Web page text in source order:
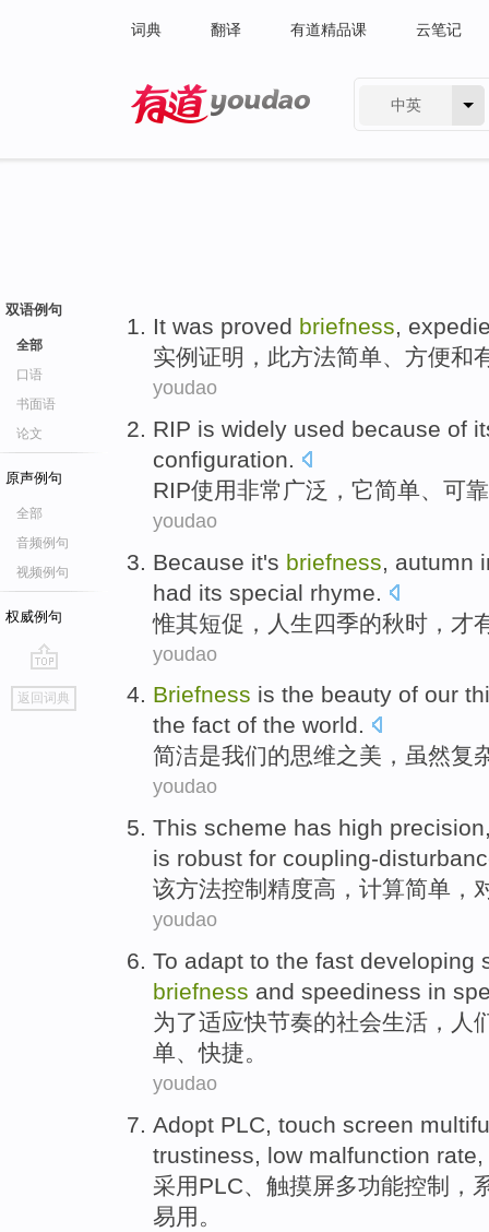
词典 翻译 有道精品课 云笔记
中英
双语例句
全部
口语
书面语
论文
原声例句
全部
音频例句
视频例句
权威例句
go
top
返回词典
It was proved briefness,
实例 证明 ，此方法简单、 方便和
youdao
RIP is widely used because of
configuration.
RIP使用非常 广泛， 它简单、 可靠
youdao
Because it's briefness autumn
had its special rhyme
惟其短促， 人生四季的秋时 ， 才
youdao
Briefness is the beauty of our
the fact of the world.
简洁是我们的思维之美， 虽然复
youdao
This scheme has high precision
is robust for coupling-
该方法控制 精度高 ， 计算简单，
youdao
To adapt to the fast developing
briefness and speediness in
为了适应快节奏的社会生活 ， 人
单、快捷。
youdao
Adopt PLC, touch screen
trustiness, low malfunction rate,
采用PLC、 触摸屏多功能控制 ，
易用 。